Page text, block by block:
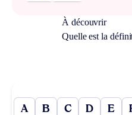
À découvrir
Quelle est la
A B C D E